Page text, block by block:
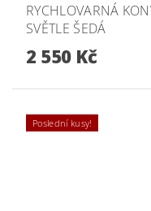
RYCHLOVARNÁ
SVĚTLE ŠEDÁ
2 550 Kč
Poslední kusy!